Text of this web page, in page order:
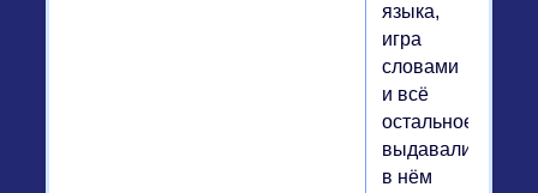
языка,
игра
словами
и всё
остальное
выдавали
в нём